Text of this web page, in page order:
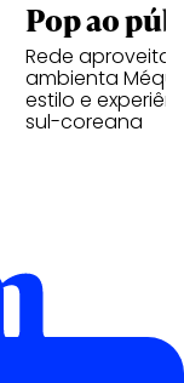
Pop ao
Rede aproveita
ambienta Méqui
estilo e
sul-coreana